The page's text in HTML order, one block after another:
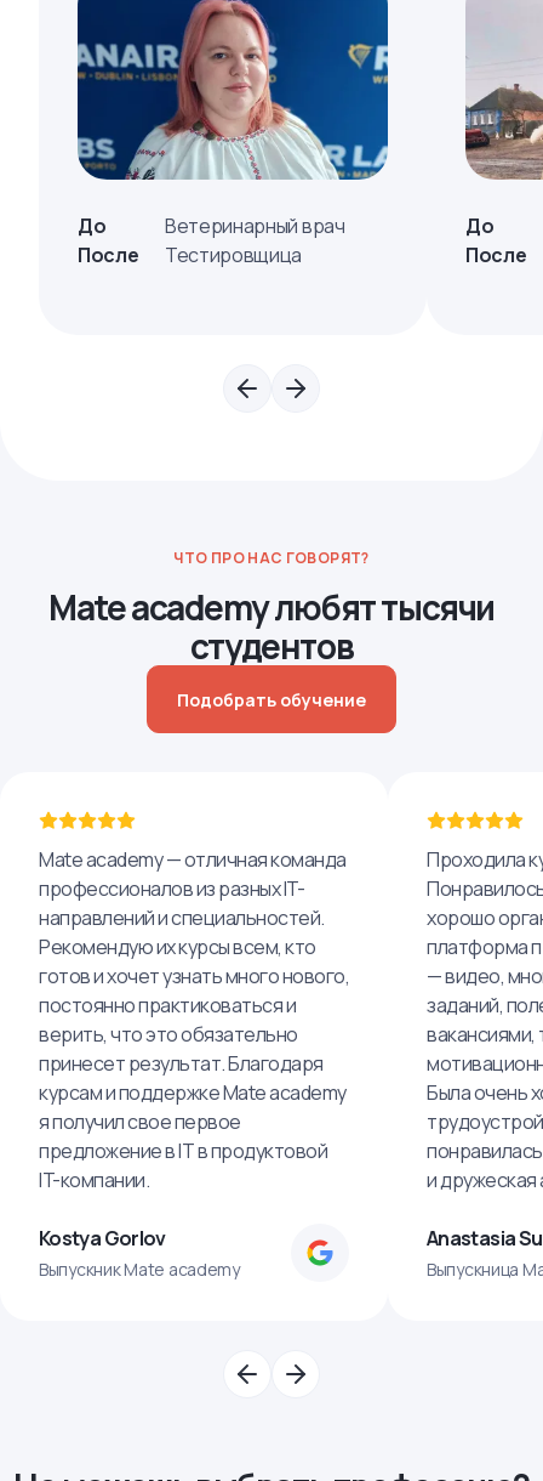
До
Ветеринарный врач
После
Тестировщица
До
После
ЧТО ПРО НАС ГОВОРЯТ?
Mate academy любят тысячи
студентов
Подобрать обучение
Mate academy — отличная команда
профессионалов из разных IT-
направлений и специальностей.
Рекомендую их курсы всем, кто
готов и хочет узнать много нового,
постоянно практиковаться и
верить, что это обязательно
принесет результат. Благодаря
курсам и поддержке Mate academy
я получил свое первое
предложение в IT в продуктовой
IT-компании.
Kostya Gorlov
Выпускник Mate academy
Проходила
хорошо
платформа
— видео,
заданий,
вакансиями,
Была очень
и
Anastasia
Выпускница